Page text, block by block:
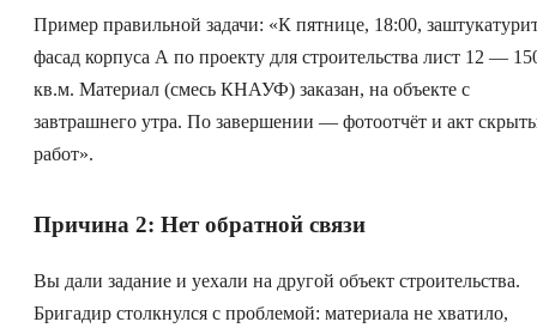
Пример правильной задачи: «К пятнице, 18:00,
фасад корпуса А по проекту для строительства лист 12 —
кв.м. Материал (смесь КНАУФ) заказан, на объекте с
завтрашнего утра. По завершении — фотоотчёт и акт
работ».
Причина 2: Нет обратной связи
Вы дали задание и уехали на другой объект строительства.
Бригадир столкнулся с проблемой: материала не хватило,